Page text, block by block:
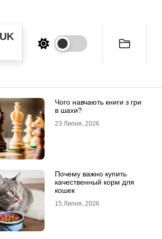
UK
Чого навчають книги з гри
в шахи?
23 Липня, 2026
Почему важно купить
качественный корм для
кошек
15 Липня, 2026